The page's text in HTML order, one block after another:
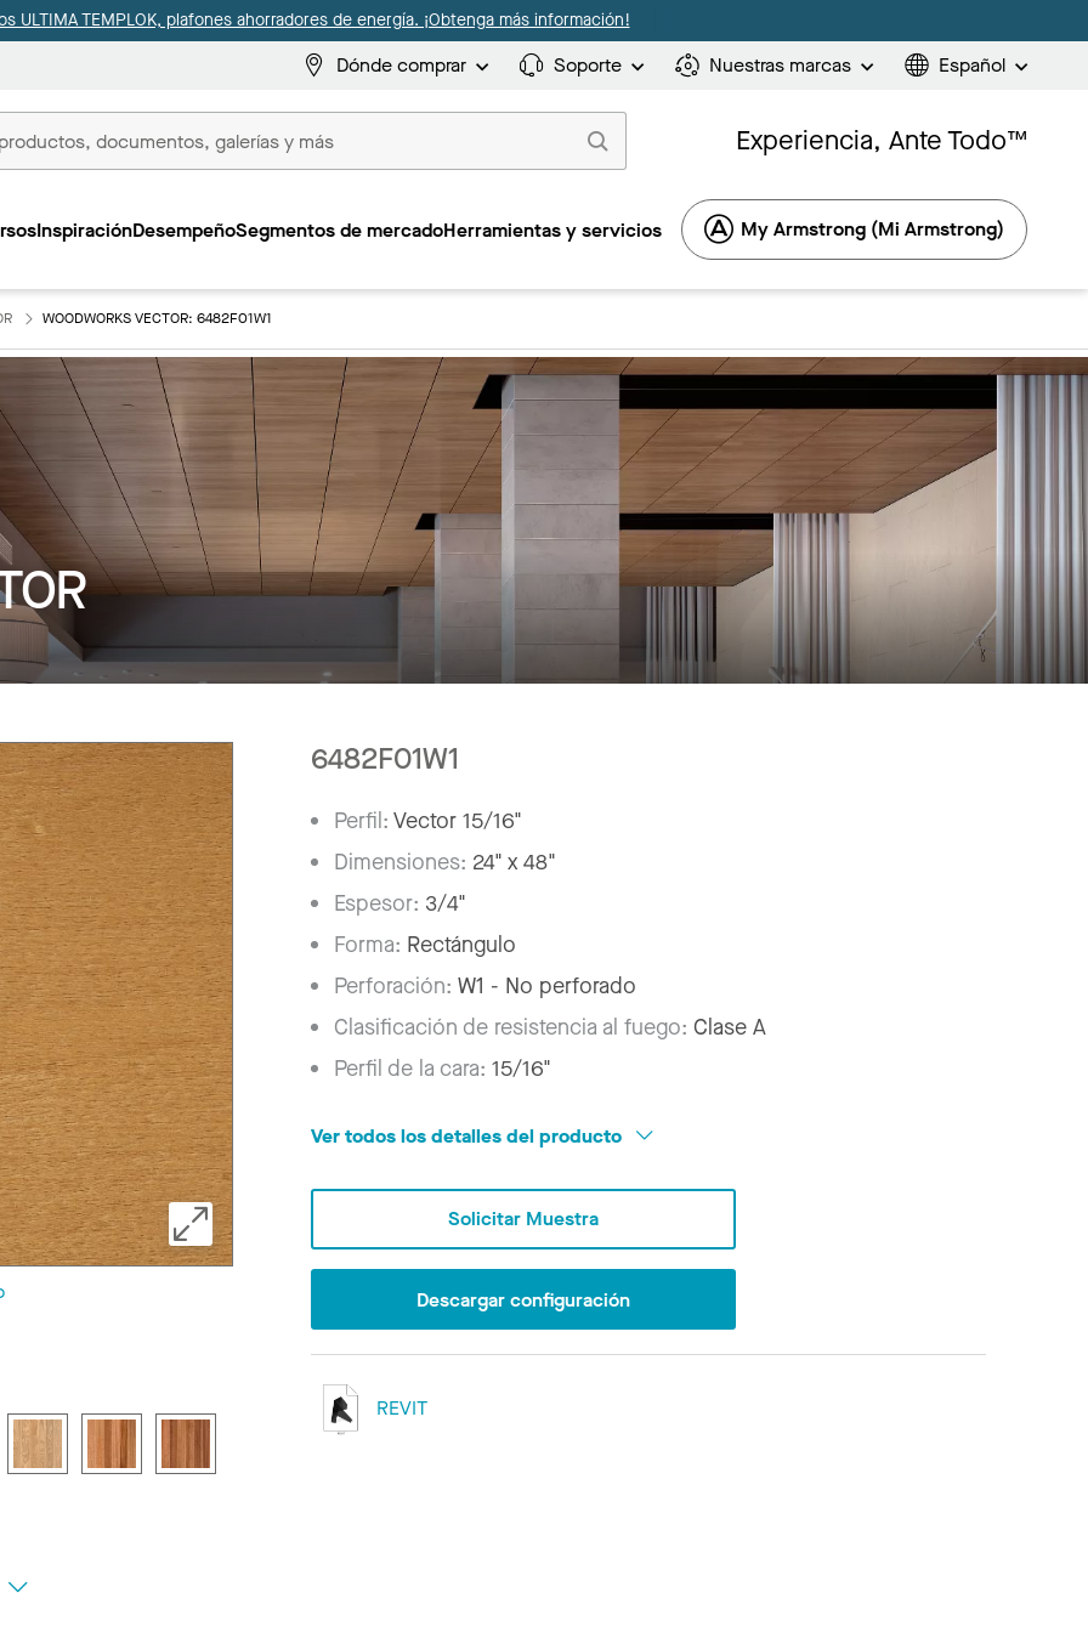
ULTIMA TEMPLOK, plafones ahorradores de energía. ¡Obtenga más información!
Dónde comprar Soporte Nuestras marcas Español
Experiencia, Ante Todo™
InspiraciónDesempeñoSegmentos de mercadoHerramientas y servicios My Armstrong (Mi Armstrong)
WOODWORKS VECTOR: 6482F01W1
6482F01W1
Perfil:Vector 15/16"
Dimensiones: 24" x 48"
Espesor: 3/4"
Forma: Rectángulo
Perforación:W1 - No perforado
Clasificación de resistencia al fuego:Clase A
Perfil de la cara:15/16"
Ver todos los detalles del producto
Solicitar Muestra
Descargar configuración
REVIT